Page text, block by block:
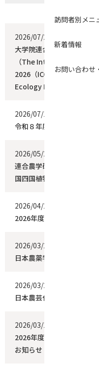
2026/07/28
大学院連合農学研究科３年
（The International
2026（ICOM 2026）)に
Ecology Poster Prize
2026/07/10
令和８年度前期・学位論文
2026/05/29
連合農学研究科・生産環境
国四国植物学会第82回大
2026/04/24
2026年度前期学位申請につ
2026/03/24
日本農薬学会の2026年論
2026/03/24
日本農芸化学会の2025年
2026/03/16
2026年度国際学会・国際
お知らせ
訪問者別メニ
新着情報
お問い合わせ